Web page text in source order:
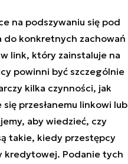
na podszywaniu się pod
do konkretnych zachowań
link, który zainstaluje na
powinni być szczególnie
kilka czynności, jak
przesłanemu linkowi lub
aby wiedzieć, czy
takie, kiedy przestępcy
kredytowej. Podanie tych